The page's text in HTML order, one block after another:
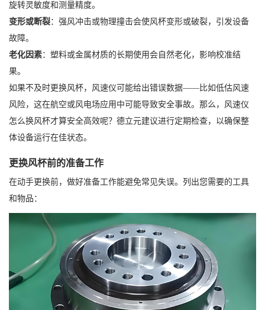
旋转灵敏度和测量精度。
变形或断裂：强风冲击或物理撞击会使风杯变形或破裂，引发设备
故障。
老化因素：塑料或金属材质的长期使用会自然老化，影响校准结
果。
如果不及时更换风杯，风速仪可能给出错误数据——比如低估风速
风险，这在航空或风电场应用中可能导致安全事故。那么，风速仪
怎么换风杯才算安全高效呢？德立元建议进行定期检查，以确保整
体设备运行在佳状态。
更换风杯前的准备工作
在动手更换前，做好准备工作能避免常见失误。列出您需要的工具
和物品：